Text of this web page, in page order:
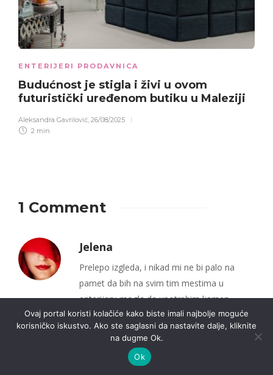
ENTERIJERI PRODAVNICA
Budućnost je stigla i živi u ovom
futuristički uređenom butiku u Maleziji
Aleksandra Gavrilović, 26/08/2025
2 min
1 Comment
Jelena
Prelepo izgleda, i nikad mi ne bi palo na
pamet da bih na svim tim mestima u
enterijeru mogla da upotrebim kamen.
Prošle godine sam neki ‘kamenstruganik’ iz
Mionice upotrebila za oblaganje terase na
ulazu u kuću, i super je ispalo. Sad mi se
rađaju i nove ideje. Hvala
Ovaj portal koristi kolačiće kako biste imali najbolje moguće
korisničko iskustvo. Ako ste saglasni da nastavite dalje, kliknite
na dugme Ok.
Ok